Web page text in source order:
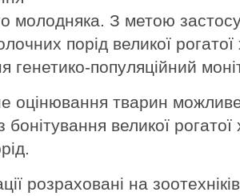
молодняка. З метою
порід великої
генетико-популяційний
оцінювання тварин
з бонітування великої
розраховані на